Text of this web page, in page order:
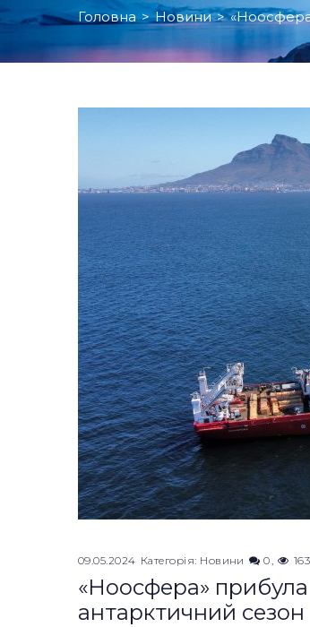
Головна > Новини >
09.05.2024 Категорія: Новини 0
«Ноосфера» прибула
антарктичний сезон